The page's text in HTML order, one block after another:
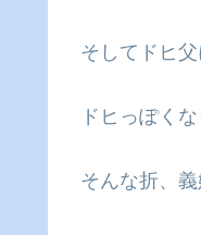
そしてドヒ
ドヒっぽく
そんな折、